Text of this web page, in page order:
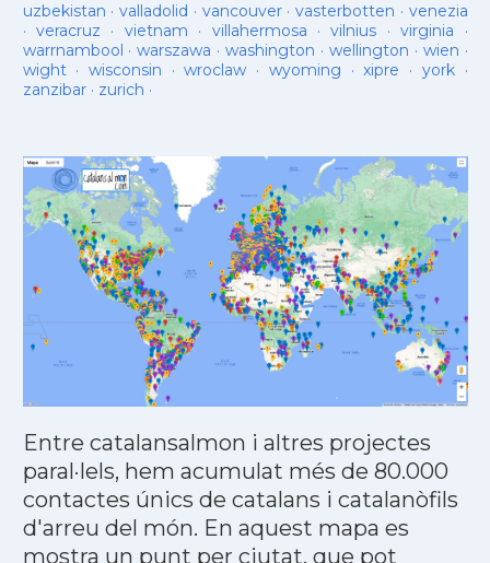
uzbekistan · valladolid · vancouver· vasterbotten · venezia
· veracruz · vietnam · villahermosa ·vilnius ·virginia ·
warrnambool ·warszawa ·washington · wellington · wien ·
wight· wisconsin ·wroclaw · wyoming ·xipre · york·
zanzibar· zurich ·
Entre catalansalmon i altres projectes
paral·lels, hem acumulat més de 80.000
contactes únics de catalans i catalanòfils
d'arreu del món. En aquest mapa es
mostra un punt per ciutat, que pot